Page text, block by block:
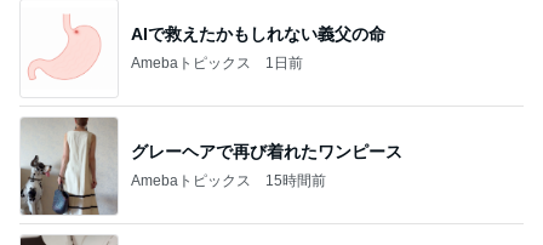
AIで救えたかもしれない義父の命
Amebaトピックス 1日前
グレーヘアで再び着れたワンピース
Amebaトピックス 15時間前